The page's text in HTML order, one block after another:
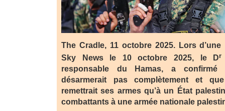
The Cradle, 11 octobre 2025. Lors
Sky News le 10 octobre 2025, le Dr
responsable du Hamas, a
désarmerait pas complètement et
remettrait ses armes qu’à un État
combattants à une armée nationale